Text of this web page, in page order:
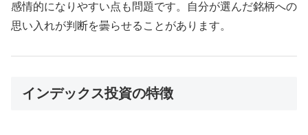
感情的になりやすい点も問題です。自分が選んだ銘柄への
思い入れが判断を曇らせることがあります。
インデックス投資の特徴